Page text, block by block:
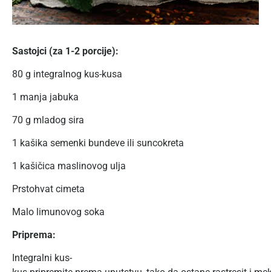
Sastojci (za 1-2 porcije):
80 g integralnog kus-kusa
1 manja jabuka
70 g mladog sira
1 kašika semenki bundeve ili suncokreta
1 kašičica maslinovog ulja
Prstohvat cimeta
Malo limunovog soka
Priprema:
Integralni kus-